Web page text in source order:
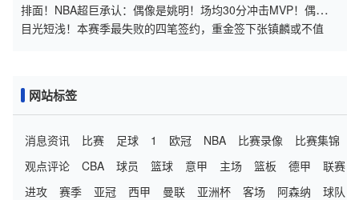
排面！NBA超巨承认：偶像是姚明！场均30分冲击MVP！偶像的
力量？
目光短浅！本赛季最失败的四笔签约，重金签下张镇麟或不值
网站标签
消息资讯 比赛 足球 1 欧冠 NBA 比赛录像
比赛集锦
观点评论
CBA 球员 篮球 意甲 主场 篮板 德甲
联赛
进攻
赛季 亚冠 西甲 曼联 亚洲杯 客场 阿森纳
球队